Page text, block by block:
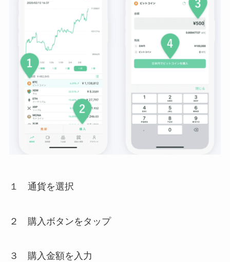
１ 通貨を選択
２ 購入ボタンをタップ
３ 購入金額を入力